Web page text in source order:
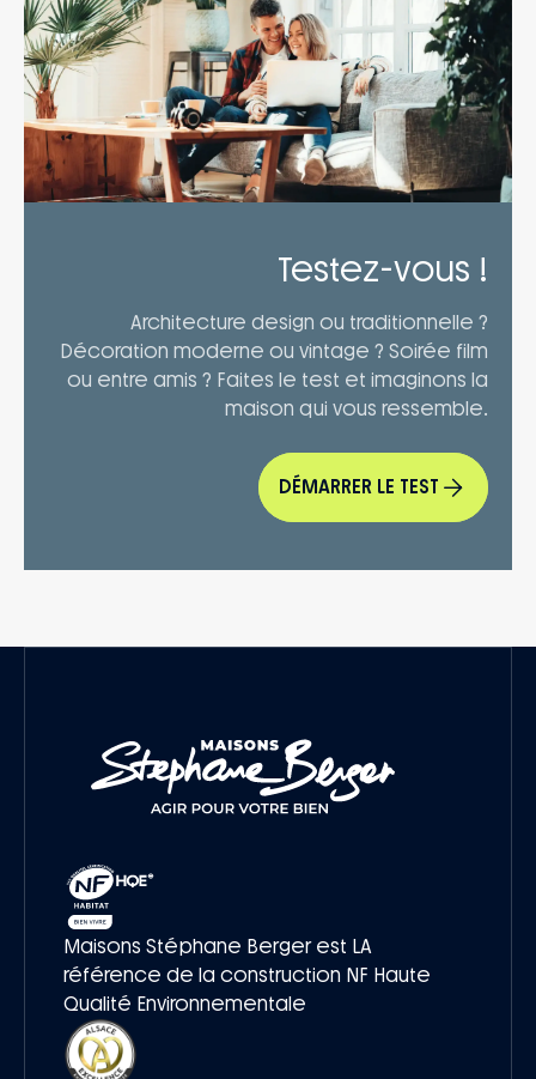
Testez-vous !
Architecture design ou traditionnelle ?
Décoration moderne ou vintage ? Soirée film
ou entre amis ? Faites le test et imaginons la
maison qui vous ressemble.
DÉMARRER LE TEST
Maisons Stéphane Berger est LA
référence de la construction NF Haute
Qualité Environnementale